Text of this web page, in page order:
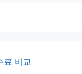
료 비교